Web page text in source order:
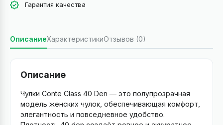
Гарантия качества
ОписаниеХарактеристикиОтзывов (0)
Описание
Чулки Conte Class 40 Den — это полупрозрачная
модель женских чулок, обеспечивающая комфорт,
элегантность и повседневное удобство.